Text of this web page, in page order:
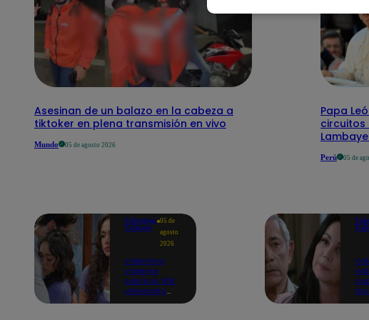
Asesinan de un balazo en la cabeza a
tiktoker en plena transmisión en vivo
Mundo 05 de agosto 2026
Papa
Perú 05 de
Valentina
Valiente
05 de
agosto
2026
Valentina
Valiente
capítulo 108:
¡Alejandro